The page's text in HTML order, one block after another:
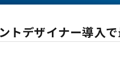
トデザイナー導入